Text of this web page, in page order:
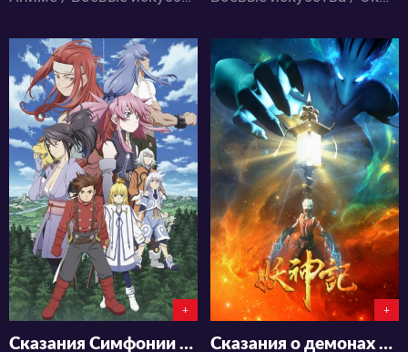
4731
4 2
+
Сказания Симфонии OVA-2
7430
1 11
+
Сказания о демонах и богах 3